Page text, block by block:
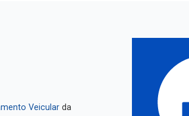
Veicular da